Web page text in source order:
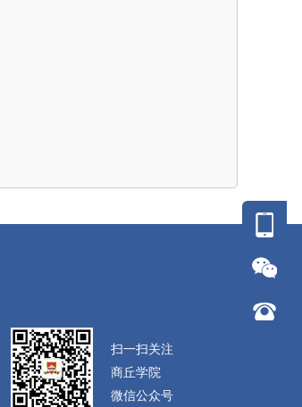
扫一扫关注
商丘学院
微信公众号